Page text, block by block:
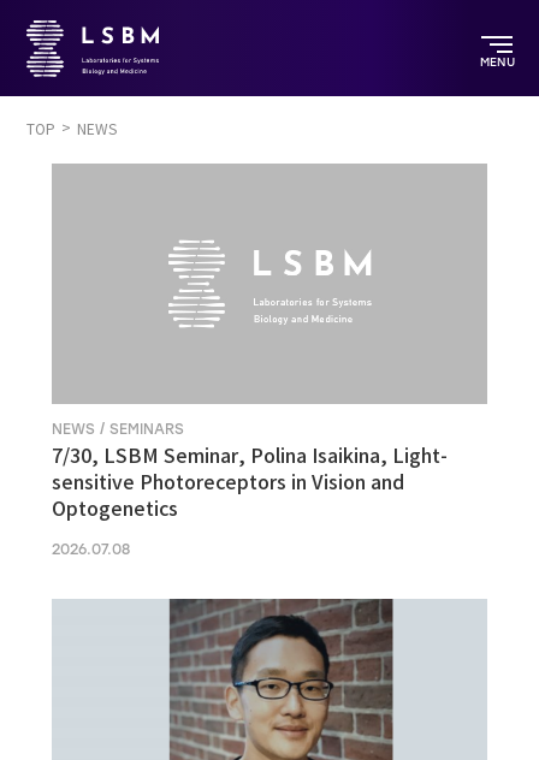
MENU
TOP NEWS
NEWS / SEMINARS
7/30, LSBM Seminar, Polina Isaikina, Light-
sensitive Photoreceptors in Vision and
Optogenetics
2026.07.08